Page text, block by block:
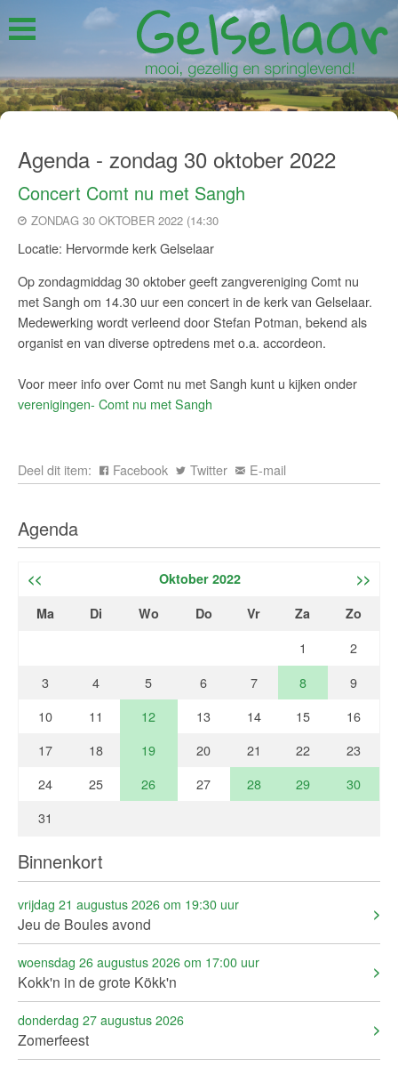
Agenda - zondag 30 oktober 2022
Concert Comt nu met Sangh
ZONDAG 30 OKTOBER 2022 (14:30
Locatie: Hervormde kerk Gelselaar
Op zondagmiddag 30 oktober geeft zangvereniging Comt nu
met Sangh om 14.30 uur een concert in de kerk van Gelselaar.
Medewerking wordt verleend door Stefan Potman, bekend als
organist en van diverse optredens met o.a. accordeon.
Voor meer info over Comt nu met Sangh kunt u kijken onder
verenigingen- Comt nu met Sangh
Deel dit item: Facebook Twitter E-mail
Agenda
<< Oktober 2022
>>
Ma
Di Wo Do Vr Za Zo
1
2
3
4 5 6 7 8
9
10
11 12 13 14 15
16
17
18 19 20 21 22
23
24
25 26 27 28 29
30
31
Binnenkort
vrijdag 21 augustus 2026 om 19:30 uur
Jeu de Boules avond
woensdag 26 augustus 2026 om 17:00 uur
Kokk'n in de grote Kökk'n
donderdag 27 augustus 2026
Zomerfeest